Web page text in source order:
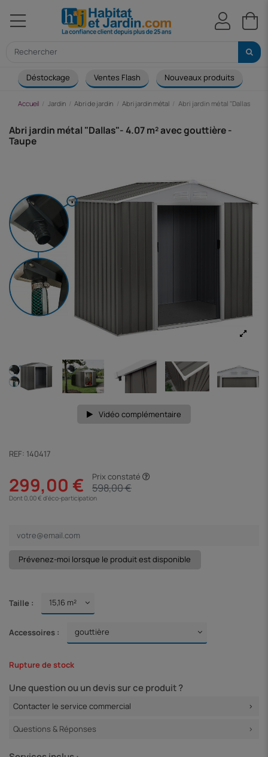
Déstockage Ventes Flash Nouveaux produits
Accueil Jardin Abri de jardin Abri jardin métal Abri jardin métal "Dallas"-
Abri jardin métal "Dallas"- 4.07 m² avec gouttière -
Taupe
Vidéo complémentaire
REF: 140417
299,00 € Prix constaté
598,00 €
Dont 0,00 € d'éco-participation
Taille :
Accessoires :
Rupture de stock
Une question ou un devis sur ce produit ?
Contacter le service commercial
Questions & Réponses